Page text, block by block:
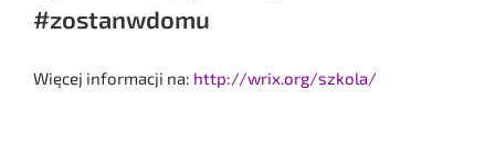
#zostanwdomu
Więcej informacji na: http://wrix.org/szkola/